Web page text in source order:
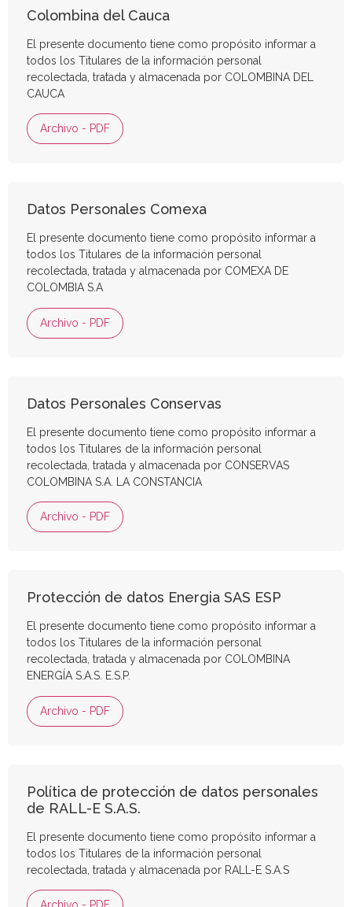
Colombina del Cauca
El presente documento tiene como propósito informar a
todos los Titulares de la información personal
recolectada, tratada y almacenada por COLOMBINA DEL
CAUCA
Archivo - PDF
Datos Personales Comexa
El presente documento tiene como propósito informar a
todos los Titulares de la información personal
recolectada, tratada y almacenada por COMEXA DE
COLOMBIA S.A
Archivo - PDF
Datos Personales Conservas
El presente documento tiene como propósito informar a
todos los Titulares de la información personal
recolectada, tratada y almacenada por CONSERVAS
COLOMBINA S.A. LA CONSTANCIA
Archivo - PDF
Protección de datos Energia SAS ESP
El presente documento tiene como propósito informar a
todos los Titulares de la información personal
recolectada, tratada y almacenada por COLOMBINA
ENERGÍA S.A.S. E.S.P.
Archivo - PDF
Política de protección de datos personales
de RALL-E S.A.S.
El presente documento tiene como propósito informar a
todos los Titulares de la información personal
recolectada, tratada y almacenada por RALL-E S.A.S